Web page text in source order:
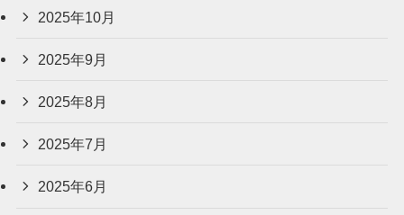
2025年10月
2025年9月
2025年8月
2025年7月
2025年6月